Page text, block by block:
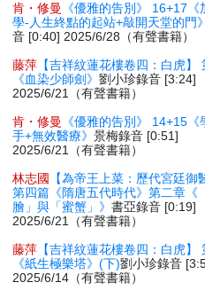
肯・修曼
《優雅的告別》 16+17《
學-人生終點的起站+敲開天堂的門
音 [0:40] 2025/6/28（有聲書籍）
藤萍 【吉祥紋蓮花樓卷四：白虎】
《血染少師劍》劉小珍錄音 [3:24]
2025/6/21（有聲書籍）
肯・修曼
《優雅的告別》 14+15《
手+無效醫療》景梅錄音 [0:51]
2025/6/21（有聲書籍）
林志國
【為帝王上菜：歷代宮廷御
第四篇《隋唐五代時代》第二章《
膾」與「蜜蟹」》書亞錄音 [0:19]
2025/6/21（有聲書籍）
藤萍 【吉祥紋蓮花樓卷四：白虎】
《紙生極樂塔》(下)劉小珍錄音
2025/6/14（有聲書籍）